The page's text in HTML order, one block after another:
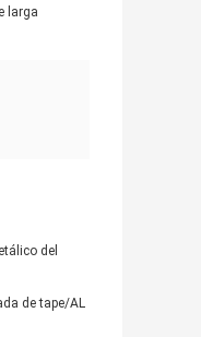
larga
del
de tape/AL